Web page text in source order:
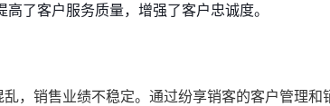
了客户服务质量，增强了客户忠诚度。
，销售业绩不稳定。通过纷享销客的客户管理和